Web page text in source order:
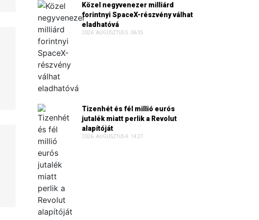
Közel negyvenezer milliárd
forintnyi SpaceX-részvény válhat
eladhatóvá
2026. AUGUSZTUS 5. 06:35
Tizenhét és fél millió eurós
jutalék miatt perlik a Revolut
alapítóját
2026. AUGUSZTUS 4. 14:27